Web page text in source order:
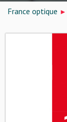
France optique